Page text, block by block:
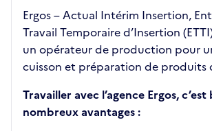
Ergos – Actual Intérim Insertion,
Travail Temporaire d’Insertion
un opérateur de production pour
cuisson et préparation de produits
Travailler avec l’agence Ergos,
nombreux avantages :